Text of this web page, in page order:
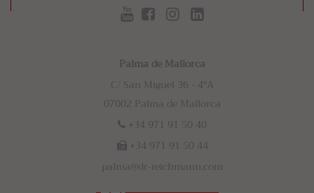
Palma de Mallorca
C/ San Miguel 36 - 4ºA
07002 Palma de Mallorca
+34 971 91 50 40
+34 971 91 50 44
palma@dr-reichmann.com